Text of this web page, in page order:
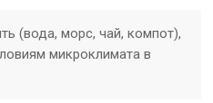
(вода, морс, чай, компот),
микроклимата в